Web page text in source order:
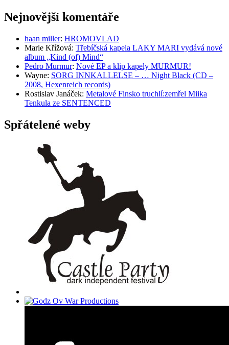
Nejnovější komentáře
haan miller: HROMOVLAD
Marie Křížová: Třebíčská kapela LAKY MARI vydává nové
album „Kind (of) Mind“
Pedro Murmur: Nové EP a klip kapely MURMUR!
Wayne: SORG INNKALLELSE – … Night Black (CD –
2008, Hexenreich records)
Rostislav Janáček: Metalové Finsko truchlí:zemřel Miika
Tenkula ze SENTENCED
Spřátelené weby